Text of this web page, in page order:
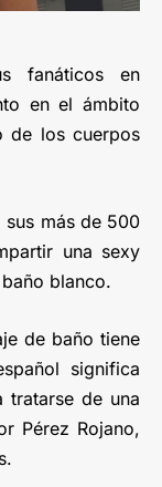
fanáticos en
en el ámbito
de los cuerpos
más de 500
una sexy
blanco.
de baño tiene
significa
tratarse de una
Pérez Rojano,